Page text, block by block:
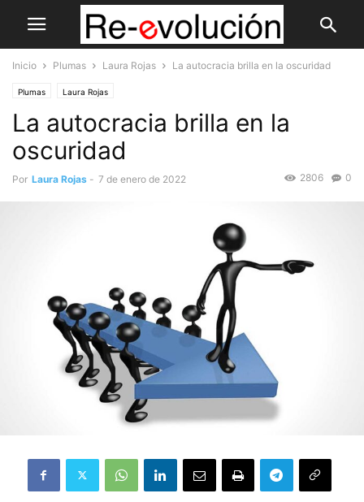
Inicio Plumas Laura Rojas La autocracia brilla en la oscuridad
Plumas Laura Rojas
La autocracia brilla en la
oscuridad
Por Laura Rojas - 7 de enero de 2022 0
2806